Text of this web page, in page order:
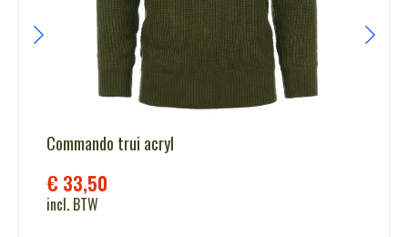
Commando trui acryl
€ 33,50
incl. BTW